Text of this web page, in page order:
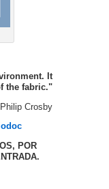
It
the fabric."
Crosby
POR